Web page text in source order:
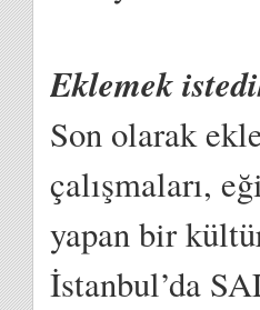
Eklemek
Son olarak
çalışmaları,
yapan bir
İstanbul’da